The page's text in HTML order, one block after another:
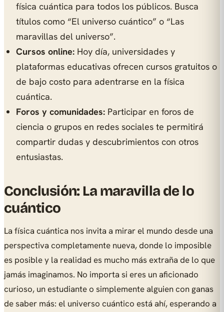
física cuántica para todos los públicos. Busca
títulos como “El universo cuántico” o “Las
maravillas del universo”.
Cursos online: Hoy día, universidades y
plataformas educativas ofrecen cursos gratuitos o
de bajo costo para adentrarse en la física
cuántica.
Foros y comunidades: Participar en foros de
ciencia o grupos en redes sociales te permitirá
compartir dudas y descubrimientos con otros
entusiastas.
Conclusión: La maravilla de lo
cuántico
La física cuántica nos invita a mirar el mundo desde una
perspectiva completamente nueva, donde lo imposible
es posible y la realidad es mucho más extraña de lo que
jamás imaginamos. No importa si eres un aficionado
curioso, un estudiante o simplemente alguien con ganas
de saber más: el universo cuántico está ahí, esperando a